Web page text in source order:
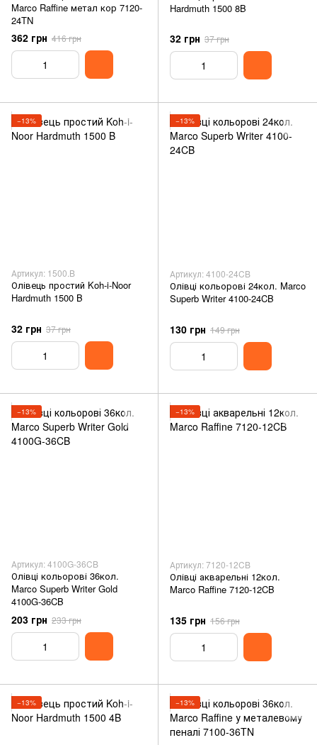
Marco Raffine метал кор 7120-
24TN
362 грн 416 грн
Hardmuth 1500 8B
32 грн 37 грн
−13%
Артикул: 1500.B
Олівець простий Koh-i-Noor
Hardmuth 1500 B
32 грн 37 грн
−13%
Артикул: 4100-24CB
Олівці кольорові 24кол. Marco
Superb Writer 4100-24CB
130 грн 149 грн
−13%
Артикул: 4100G-36CB
Олівці кольорові 36кол.
Marco Superb Writer Gold
4100G-36CB
203 грн 233 грн
−13%
Артикул: 7120-12CB
Олівці акварельні 12кол.
Marco Raffine 7120-12CB
135 грн 156 грн
−13% −13%